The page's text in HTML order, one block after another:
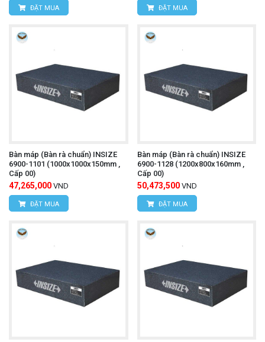
ĐẶT MUA ĐẶT MUA
Bàn máp (Bàn rà chuẩn) INSIZE
6900-1101 (1000x1000x150mm ,
Cấp 00)
47,265,000 VND
ĐẶT MUA
Bàn máp (Bàn rà chuẩn) INSIZE
6900-1128 (1200x800x160mm ,
Cấp 00)
50,473,500 VND
ĐẶT MUA